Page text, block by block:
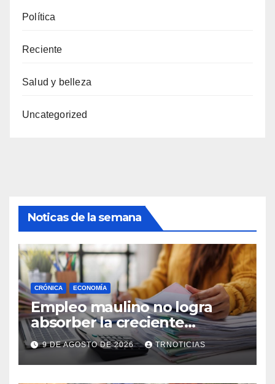
Política
Reciente
Salud y belleza
Uncategorized
Noticas de la semana
CRÓNICA ECONOMÍA
Empleo maulino no logra
absorber la creciente
demanda por trabajo
9 DE AGOSTO DE 2026 TRNOTICIAS